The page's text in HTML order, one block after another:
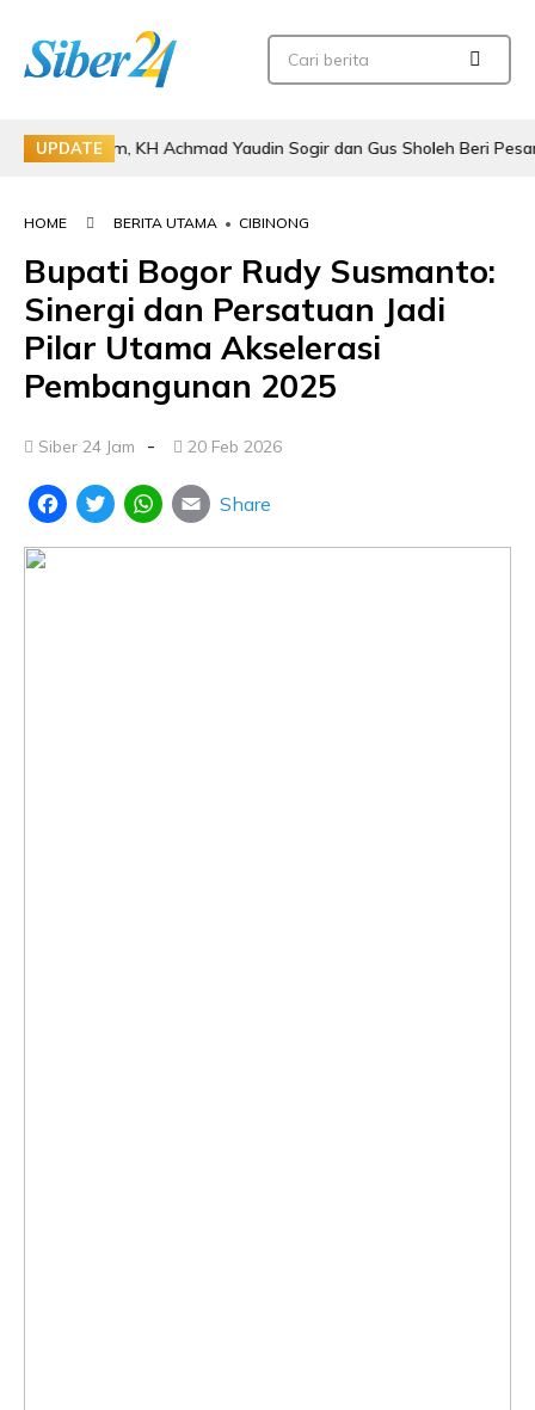
UPDATE
KH Achmad Yaudin Sogir dan Gus Sholeh Beri Pesan
HOME BERITA UTAMA • CIBINONG
Bupati Bogor Rudy Susmanto:
Sinergi dan Persatuan Jadi
Pilar Utama Akselerasi
Pembangunan 2025
Siber 24 Jam - 20 Feb 2026
FacebookTwitterWhatsApp
Email
Share